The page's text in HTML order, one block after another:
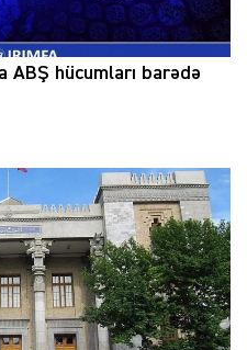
hücumları barədə